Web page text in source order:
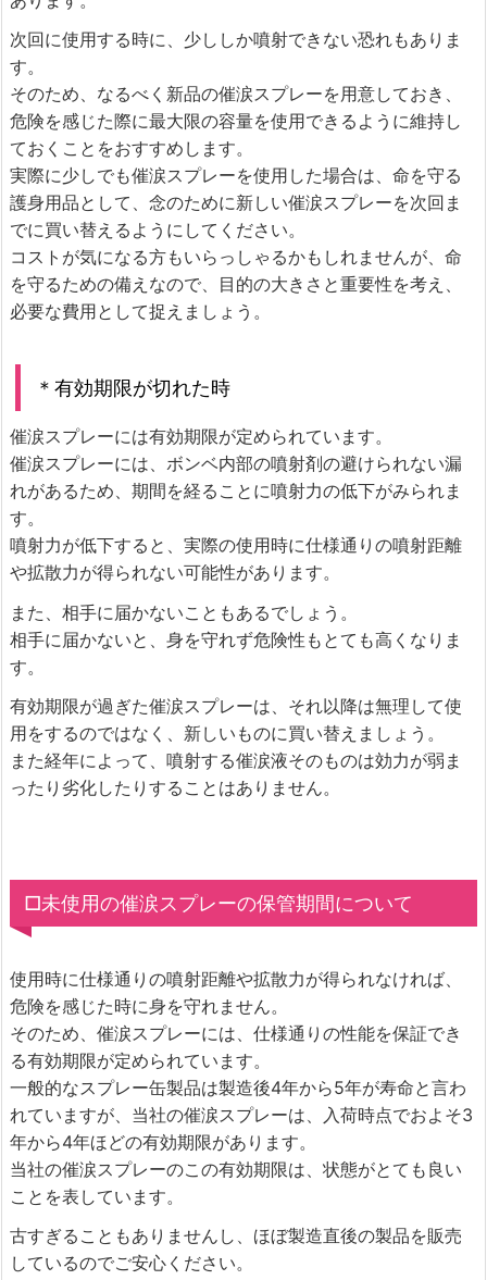
次回に使用する時に、少ししか噴射できない恐れもありま
す。
そのため、なるべく新品の催涙スプレーを用意しておき、
危険を感じた際に最大限の容量を使用できるように維持し
ておくことをおすすめします。
実際に少しでも催涙スプレーを使用した場合は、命を守る
護身用品として、念のために新しい催涙スプレーを次回ま
でに買い替えるようにしてください。
コストが気になる方もいらっしゃるかもしれませんが、命
を守るための備えなので、目的の大きさと重要性を考え、
必要な費用として捉えましょう。
＊有効期限が切れた時
催涙スプレーには有効期限が定められています。
催涙スプレーには、ボンベ内部の噴射剤の避けられない漏
れがあるため、期間を経ることに噴射力の低下がみられま
す。
噴射力が低下すると、実際の使用時に仕様通りの噴射距離
や拡散力が得られない可能性があります。
また、相手に届かないこともあるでしょう。
相手に届かないと、身を守れず危険性もとても高くなりま
す。
有効期限が過ぎた催涙スプレーは、それ以降は無理して使
用をするのではなく、新しいものに買い替えましょう。
また経年によって、噴射する催涙液そのものは効力が弱ま
ったり劣化したりすることはありません。
□未使用の催涙スプレーの保管期間について
使用時に仕様通りの噴射距離や拡散力が得られなければ、
危険を感じた時に身を守れません。
そのため、催涙スプレーには、仕様通りの性能を保証でき
る有効期限が定められています。
一般的なスプレー缶製品は製造後4年から5年が寿命と言わ
れていますが、当社の催涙スプレーは、入荷時点でおよそ3
年から4年ほどの有効期限があります。
当社の催涙スプレーのこの有効期限は、状態がとても良い
ことを表しています。
古すぎることもありませんし、ほぼ製造直後の製品を販売
しているのでご安心ください。